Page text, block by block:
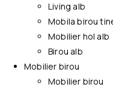
Living alb
Mobila birou
Mobilier hol alb
Birou alb
Mobilier birou
Mobilier birou